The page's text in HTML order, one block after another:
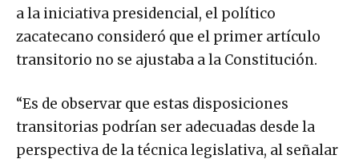
a la iniciativa presidencial, el político
zacatecano consideró que el primer artículo
transitorio no se ajustaba a la Constitución.
“Es de observar que estas disposiciones
transitorias podrían ser adecuadas desde la
perspectiva de la técnica legislativa, al señalar